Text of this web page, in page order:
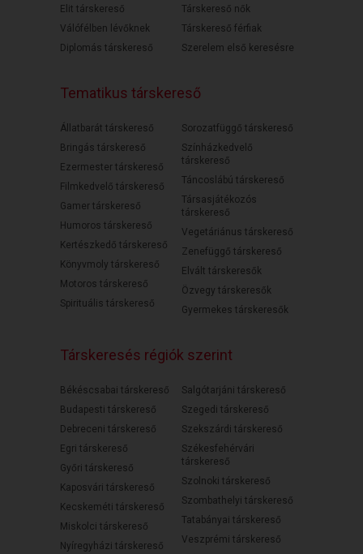
Elit társkereső
Válófélben lévőknek
Diplomás társkereső
Társkereső nők
Társkereső férfiak
Szerelem első keresésre
Tematikus társkereső
Állatbarát társkereső
Bringás társkereső
Ezermester társkereső
Filmkedvelő társkereső
Gamer társkereső
Humoros társkereső
Kertészkedő társkereső
Könyvmoly társkereső
Motoros társkereső
Spirituális társkereső
Sorozatfüggő társkereső
Színházkedvelő
társkereső
Táncoslábú társkereső
Társasjátékozós
társkereső
Vegetáriánus társkereső
Zenefüggő társkereső
Elvált társkeresők
Özvegy társkeresők
Gyermekes társkeresők
Társkeresés régiók szerint
Békéscsabai társkereső
Budapesti társkereső
Debreceni társkereső
Egri társkereső
Győri társkereső
Kaposvári társkereső
Kecskeméti társkereső
Miskolci társkereső
Nyíregyházi társkereső
Salgótarjáni társkereső
Szegedi társkereső
Szekszárdi társkereső
Székesfehérvári
társkereső
Szolnoki társkereső
Szombathelyi társkereső
Tatabányai társkereső
Veszprémi társkereső